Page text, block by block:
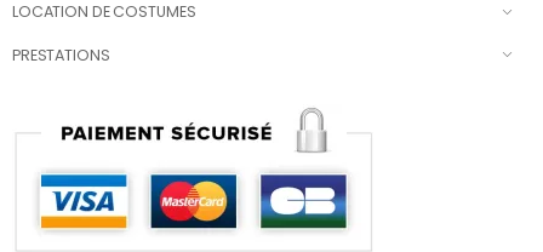
LOCATION DE COSTUMES
PRESTATIONS